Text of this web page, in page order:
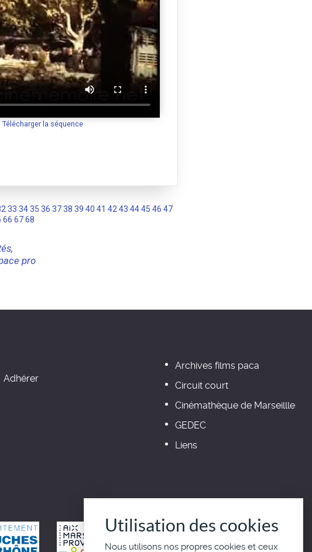
Télécharger la séquence
33 3435 36 3738 39 40 41 42 43 4445 46 47
66 6768
pro
Adhérer
Archives films paca
Circuit court
Cinémathèque de Marseillle
GEDEC
Liens
Utilisation des cookies
Nous utilisons nos propres cookies et ceux